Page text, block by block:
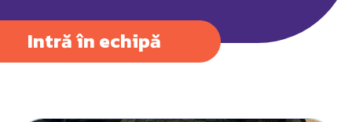
Intră în echipă